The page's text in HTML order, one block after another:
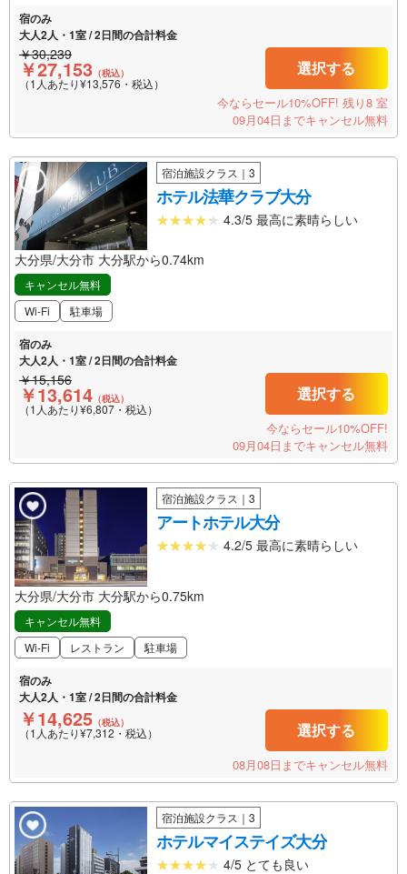
宿のみ
大人2人・1室 / 2日間の合計料金
￥30,239
￥27,153 （税込）
（1人あたり¥13,576・税込）
選択する
今ならセール10%OFF! 残り8 室
09月04日までキャンセル無料
宿泊施設クラス｜3
ホテル法華クラブ大分
4.3/5 最高に素晴らしい
大分県/大分市 大分駅から0.74km
キャンセル無料
Wi-Fi
駐車場
宿のみ
大人2人・1室 / 2日間の合計料金
￥15,156
￥13,614 （税込）
（1人あたり¥6,807・税込）
選択する
今ならセール10%OFF!
09月04日までキャンセル無料
宿泊施設クラス｜3
アートホテル大分
4.2/5 最高に素晴らしい
大分県/大分市 大分駅から0.75km
キャンセル無料
Wi-Fi
レストラン 駐車場
宿のみ
大人2人・1室 / 2日間の合計料金
￥14,625 （税込）
（1人あたり¥7,312・税込） 選択する
08月08日までキャンセル無料
宿泊施設クラス｜3
ホテルマイステイズ大分
4/5 とても良い